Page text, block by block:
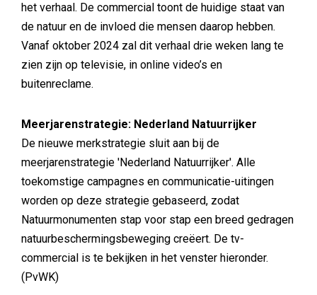
het verhaal. De commercial toont de huidige staat van
de natuur en de invloed die mensen daarop hebben.
Vanaf oktober 2024 zal dit verhaal drie weken lang te
zien zijn op televisie, in online video’s en
buitenreclame.
Meerjarenstrategie: Nederland Natuurrijker
De nieuwe merkstrategie sluit aan bij de
meerjarenstrategie 'Nederland Natuurrijker'. Alle
toekomstige campagnes en communicatie-uitingen
worden op deze strategie gebaseerd, zodat
Natuurmonumenten stap voor stap een breed gedragen
natuurbeschermingsbeweging creëert. De tv-
commercial is te bekijken in het venster hieronder.
(PvWK)